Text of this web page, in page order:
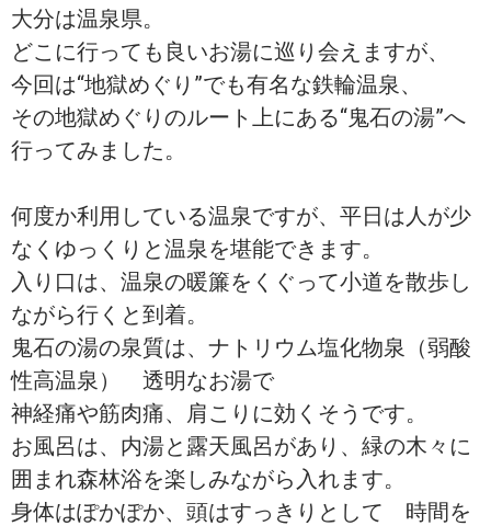
大分は温泉県。
どこに行っても良いお湯に巡り会えますが、
今回は“地獄めぐり”でも有名な鉄輪温泉、
その地獄めぐりのルート上にある“鬼石の湯”へ
行ってみました。
何度か利用している温泉ですが、平日は人が少
なくゆっくりと温泉を堪能できます。
入り口は、温泉の暖簾をくぐって小道を散歩し
ながら行くと到着。
鬼石の湯の泉質は、ナトリウム塩化物泉（弱酸
性高温泉） 透明なお湯で
神経痛や筋肉痛、肩こりに効くそうです。
お風呂は、内湯と露天風呂があり、緑の木々に
囲まれ森林浴を楽しみながら入れます。
身体はぽかぽか、頭はすっきりとして 時間を